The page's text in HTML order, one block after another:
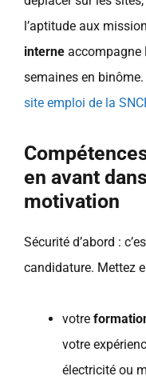
l’aptitude aux
interne accompagne
semaines en
site emploi de la
en avant
motivation
Sécurité d’abord :
candidature. Mettez
votre
votre
électricité ou